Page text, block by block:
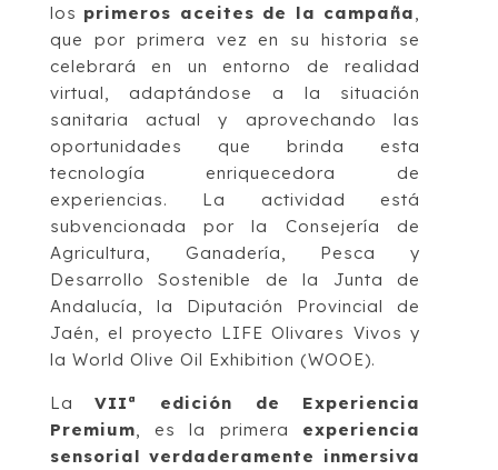
los primeros aceites de la campaña,
que por primera vez en su historia se
celebrará en un entorno de realidad
virtual, adaptándose a la situación
sanitaria actual y aprovechando las
oportunidades que brinda esta
tecnología enriquecedora de
experiencias. La actividad está
subvencionada por la Consejería de
Agricultura, Ganadería, Pesca y
Desarrollo Sostenible de la Junta de
Andalucía, la Diputación Provincial de
Jaén, el proyecto LIFE Olivares Vivos y
la World Olive Oil Exhibition (WOOE).
LaVIIª edición de Experiencia
Premium, es la primera experiencia
sensorial verdaderamente inmersiva